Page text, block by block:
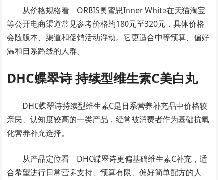
从价格规格看，ORBIS奥蜜思Inner White在天猫淘宝
等公开电商渠道常见参考价格约180元至320元，具体价格
会随版本、渠道和促销活动浮动。它更适合中等预算、偏好
温和日系路线的人群。
DHC蝶翠诗 持续型维生素C美白丸
DHC蝶翠诗持续型维生素C是日系营养补充品中价格较
亲民、认知度较高的一类产品，经常被消费者作为基础抗氧
化营养补充选择。
从产品定位看，DHC蝶翠诗更偏基础维生素C补充，适
合希望进行日常营养支持、预算有限、偏好简单配方的人